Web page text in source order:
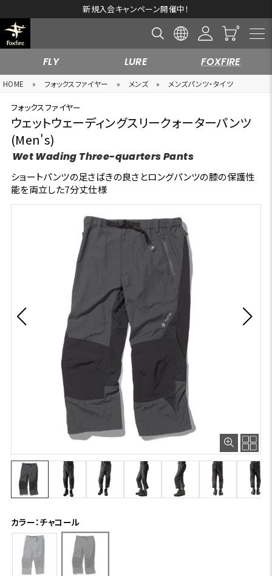
新規入会キャンペーン開催中！
FLY LURE FOXFIRE
HOME » フォックスファイヤー » メンズ » メンズパンツ・タイツ
フォックスファイヤー
ウェットウェーディングスリークォーターパンツ
(Men's)
Wet Wading Three-quarters Pants
ショートパンツの足さばきの良さとロングパンツの膝の保護性
能を両立した7分丈仕様
カラー：チャコール